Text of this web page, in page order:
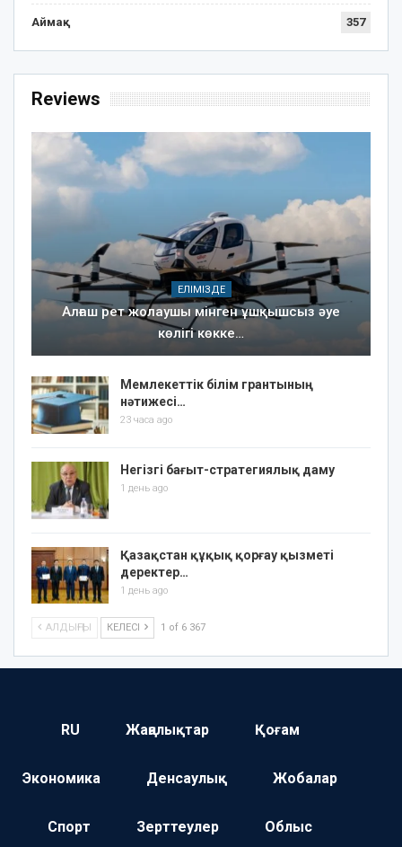
Аймақ 357
Reviews
ЕЛІМІЗДЕ
Алғаш рет жолаушы мінген ұшқышсыз әуе
көлігі көкке…
Мемлекеттік білім грантының
нәтижесі…
23 часа ago
Негізгі бағыт-стратегиялық даму
1 день ago
Қазақстан құқық қорғау қызметі
деректер…
1 день ago
АЛДЫҢҒЫ КЕЛЕСІ 1 of 6 367
RU Жаңалықтар Қоғам
Экономика Денсаулық Жобалар
Спорт Зерттеулер Облыс